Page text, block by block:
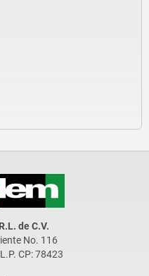
de C.V.
No. 116
CP: 78423